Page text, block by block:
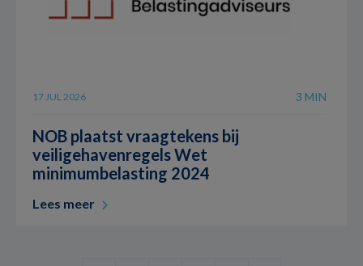
17 JUL 2026 3 MIN
NOB plaatst vraagtekens bij
veiligehavenregels Wet
minimumbelasting 2024
Lees meer